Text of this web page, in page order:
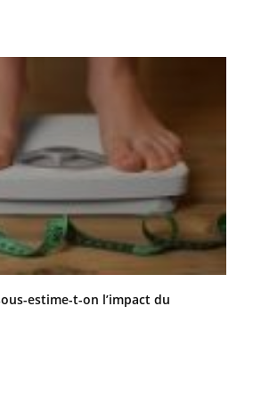
estime-t-on l’impact du